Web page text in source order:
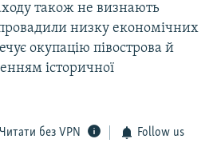
також не визнають
низку економічних
окупацію півострова й
історичної
Читати без VPN Follow us